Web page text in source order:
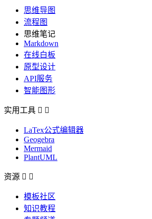
思维导图
流程图
思维笔记
Markdown
在线白板
原型设计
API服务
智能图形
实用工具  
LaTex公式编辑器
Geogebra
Mermaid
PlantUML
资源  
模板社区
知识教程